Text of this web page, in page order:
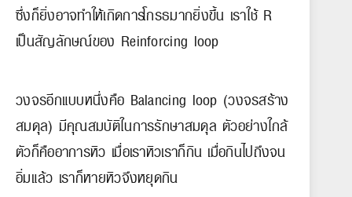
ซึ่งก็ยิ่งอาจทำให้เกิดการโกรธมากยิ่งขึ้น เราใช้ R
เป็นสัญลักษณ์ของ Reinforcing loop
วงจรอีกแบบหนึ่งคือ Balancing loop (วงจรสร้าง
สมดุล) มีคุณสมบัติในการรักษาสมดุล ตัวอย่างใกล้
ตัวก็คืออาการหิว เมื่อเราหิวเราก็กิน เมื่อกินไปถึงจน
อิ่มแล้ว เราก็หายหิวจึงหยุดกิน